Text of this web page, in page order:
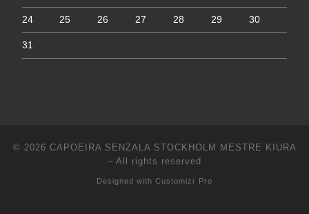
24 25 26 27 28 29 30
31
© 2026 CAPOEIRA SENZALA STOCKHOLM MESTRE KIURA
– All rights reserved
Designed with Customizr Pro